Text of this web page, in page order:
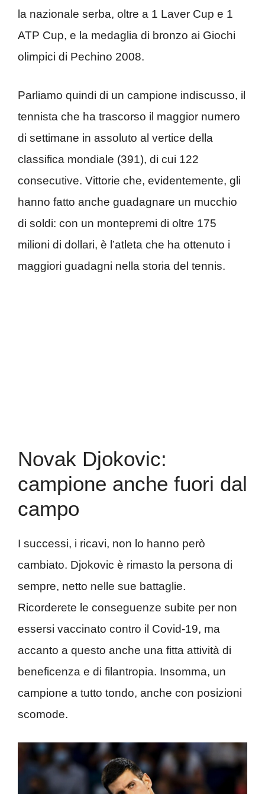
la nazionale serba, oltre a 1 Laver Cup e 1
ATP Cup, e la medaglia di bronzo ai Giochi
olimpici di Pechino 2008.
Parliamo quindi di un campione indiscusso, il
tennista che ha trascorso il maggior numero
di settimane in assoluto al vertice della
classifica mondiale (391), di cui 122
consecutive. Vittorie che, evidentemente, gli
hanno fatto anche guadagnare un mucchio
di soldi: con un montepremi di oltre 175
milioni di dollari, è l’atleta che ha ottenuto i
maggiori guadagni nella storia del tennis.
Novak Djokovic:
campione anche fuori dal
campo
I successi, i ricavi, non lo hanno però
cambiato. Djokovic è rimasto la persona di
sempre, netto nelle sue battaglie.
Ricorderete le conseguenze subite per non
essersi vaccinato contro il Covid-19, ma
accanto a questo anche una fitta attività di
beneficenza e di filantropia. Insomma, un
campione a tutto tondo, anche con posizioni
scomode.